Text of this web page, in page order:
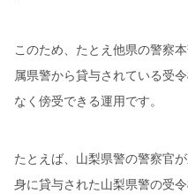
このため、たとえ他県の警察
属県警から貸与されている受
なく傍受できる運用です。
たとえば、山梨県警の警察官
身に貸与された山梨県警の受